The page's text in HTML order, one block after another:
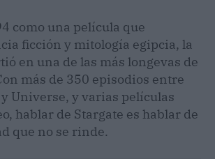
como una película que
ficción y mitología egipcia, la
en una de las más longevas de
más de 350 episodios entre
Universe, y varias películas
hablar de Stargate es hablar de
que no se rinde.